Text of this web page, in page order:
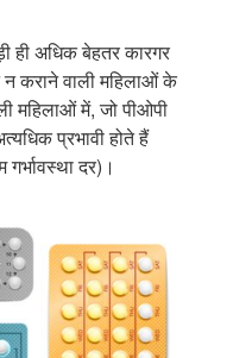
ही अधिक बेहतर कारगर
कराने वाली महिलाओं के
महिलाओं में, जो पीओपी
प्रभावी होते हैं
दर)।